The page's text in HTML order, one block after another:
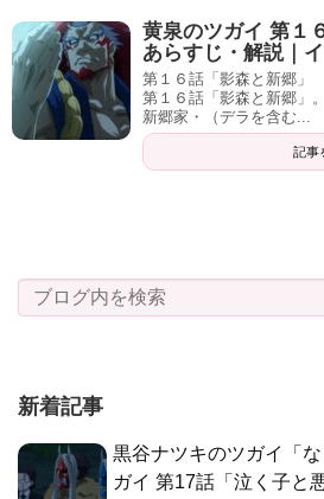
黄泉のツガイ 第１
あらすじ・解説｜
第１６話「影森と新郷」
第１６話「影森と新郷」
新郷家・（デラを含む...
記事
新着記事
黒谷ナツキのツガイ「
ガイ 第17話「泣く子と